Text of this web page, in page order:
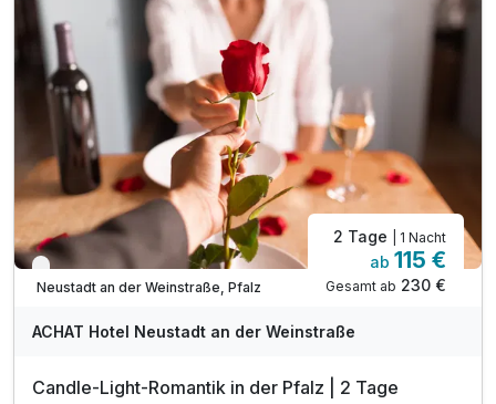
inkl. Nutzung des Schwimmbads
inkl. Ruhe genießen im Ruheraum
inkl. Nutzung der Infrarotkabine
inkl. Wlan Nutzung
Nur noch bis Oktober
Neustadt an der Weinstraße, Pfalz
2 Tage | 1 Nacht
ab 115 €
Gesamt ab 230 €
ACHAT Hotel Neustadt an der Weinstraße
Candle-Light-Romantik in der Pfalz | 2 Tage